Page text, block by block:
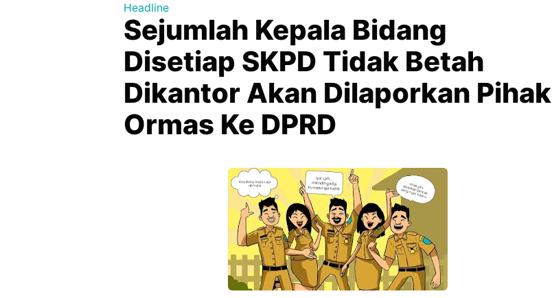
Headline
Sejumlah Kepala Bidang
Disetiap SKPD Tidak Betah
Dikantor Akan Dilaporkan Pihak
Ormas Ke DPRD